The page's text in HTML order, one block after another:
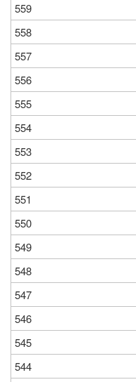
559
558
557
556
555
554
553
552
551
550
549
548
547
546
545
544